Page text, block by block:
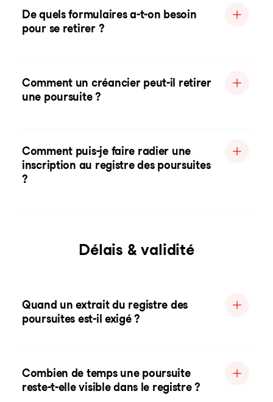
De quels formulaires a-t-on besoin
pour se retirer ?
Comment un créancier peut-il retirer
une poursuite ?
Comment puis-je faire radier une
inscription au registre des poursuites
?
Délais & validité
Quand un extrait du registre des
poursuites est-il exigé ?
Combien de temps une poursuite
reste-t-elle visible dans le registre ?